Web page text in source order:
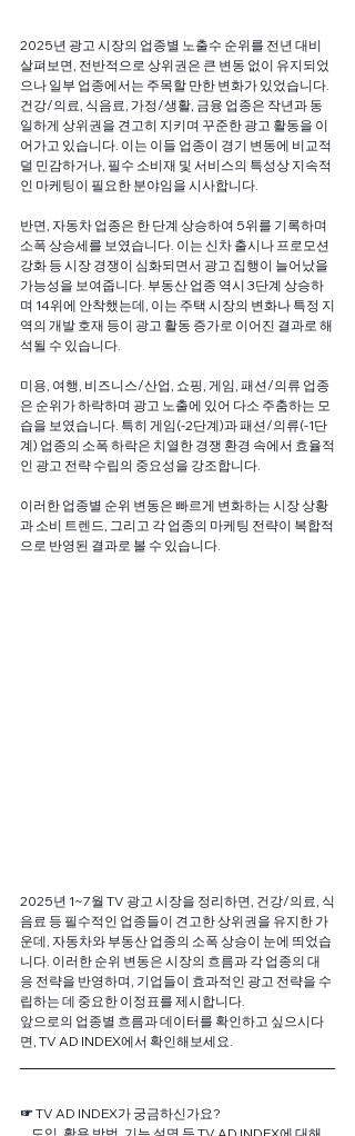
2025년 광고 시장의 업종별 노출수 순위를 전년 대비
살펴보면, 전반적으로 상위권은 큰 변동 없이 유지되었
으나 일부 업종에서는 주목할 만한 변화가 있었습니다.
건강/의료, 식음료, 가정/생활, 금융 업종은 작년과 동
일하게 상위권을 견고히 지키며 꾸준한 광고 활동을 이
어가고 있습니다. 이는 이들 업종이 경기 변동에 비교적
덜 민감하거나, 필수 소비재 및 서비스의 특성상 지속적
인 마케팅이 필요한 분야임을 시사합니다.
반면, 자동차 업종은 한 단계 상승하여 5위를 기록하며
소폭 상승세를 보였습니다. 이는 신차 출시나 프로모션
강화 등 시장 경쟁이 심화되면서 광고 집행이 늘어났을
가능성을 보여줍니다. 부동산 업종 역시 3단계 상승하
며 14위에 안착했는데, 이는 주택 시장의 변화나 특정 지
역의 개발 호재 등이 광고 활동 증가로 이어진 결과로 해
석될 수 있습니다.
미용, 여행, 비즈니스/산업, 쇼핑, 게임, 패션/의류 업종
은 순위가 하락하며 광고 노출에 있어 다소 주춤하는 모
습을 보였습니다. 특히 게임(-2단계)과 패션/의류(-1단
계) 업종의 소폭 하락은 치열한 경쟁 환경 속에서 효율적
인 광고 전략 수립의 중요성을 강조합니다.
이러한 업종별 순위 변동은 빠르게 변화하는 시장 상황
과 소비 트렌드, 그리고 각 업종의 마케팅 전략이 복합적
으로 반영된 결과로 볼 수 있습니다.
2025년 1~7월 TV 광고 시장을 정리하면, 건강/의료, 식
음료 등 필수적인 업종들이 견고한 상위권을 유지한 가
운데, 자동차와 부동산 업종의 소폭 상승이 눈에 띄었습
니다. 이러한 순위 변동은 시장의 흐름과 각 업종의 대
응 전략을 반영하며, 기업들이 효과적인 광고 전략을 수
립하는 데 중요한 이정표를 제시합니다.
앞으로의 업종별 흐름과 데이터를 확인하고 싶으시다
면, TV AD INDEX에서 확인해보세요.
☞ TV AD INDEX가 궁금하신가요?